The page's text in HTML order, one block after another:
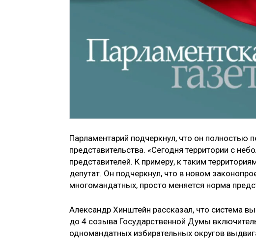
Парламентарий подчеркнул, что он
представительства. «Сегодня территории с
представителей. К примеру, к таким
депутат. Он подчеркнул, что в новом
многомандатных, просто меняется норма
Александр Хинштейн рассказал, что система
до 4 созыва Государственной Думы
одномандатных избирательных округов